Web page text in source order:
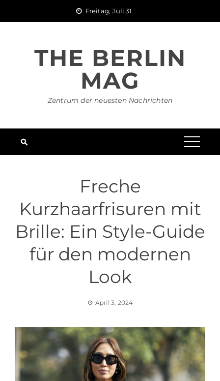
Freitag, Juli 31
THE BERLIN
MAG
Zentrum der neuesten Nachrichten
Freche
Kurzhaarfrisuren mit
Brille: Ein Style-Guide
für den modernen
Look
April 3, 2024